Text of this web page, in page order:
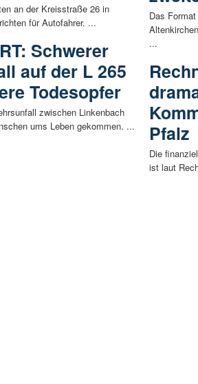
an der Kreisstraße 26 in
für Autofahrer. ...
Schwerer
auf der L 265
Todesopfer
zwischen Linkenbach
ums Leben gekommen. ...
Das
...
Pfalz
Die
ist laut